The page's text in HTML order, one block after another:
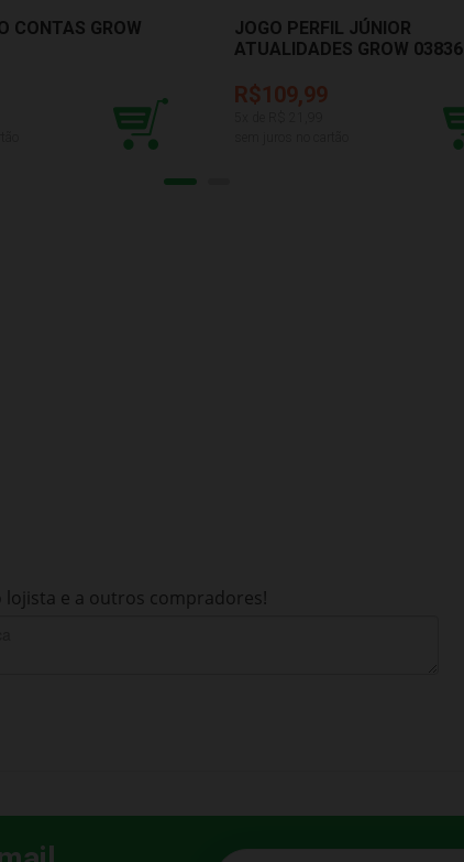
CONTAS GROW
JOGO PERFIL JÚNIOR
ATUALIDADES GROW 03836
R$109,99
e a outros compradores!